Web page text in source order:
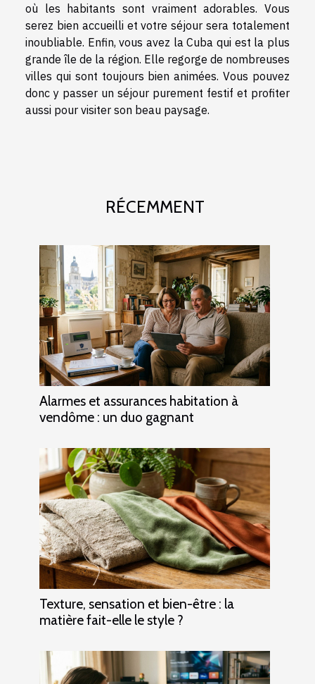
où les habitants sont vraiment adorables. Vous
serez bien accueilli et votre séjour sera totalement
inoubliable. Enfin, vous avez la Cuba qui est la plus
grande île de la région. Elle regorge de nombreuses
villes qui sont toujours bien animées. Vous pouvez
donc y passer un séjour purement festif et profiter
aussi pour visiter son beau paysage.
RÉCEMMENT
Alarmes et assurances habitation à
vendôme : un duo gagnant
Texture, sensation et bien-être : la
matière fait-elle le style ?